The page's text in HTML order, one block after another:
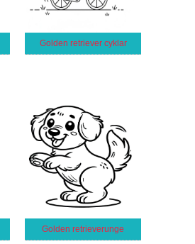
Golden retriever cyklar
Golden retrieverunge